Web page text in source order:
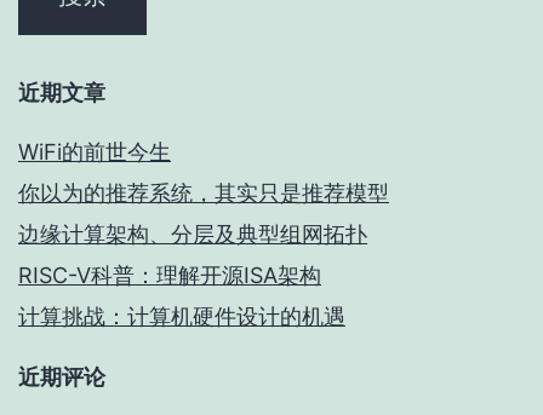
近期文章
WiFi的前世今生
你以为的推荐系统，其实只是推荐模型
边缘计算架构、分层及典型组网拓扑
RISC-V科普：理解开源ISA架构
计算挑战：计算机硬件设计的机遇
近期评论